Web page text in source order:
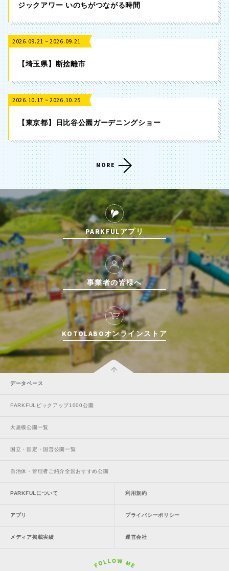
ジックアワー いのちがつながる時間
2026.09.21 ~ 2026.09.21
【埼玉県】断捨離市
2026.10.17 ~ 2026.10.25
【東京都】日比谷公園ガーデニングショー
MORE
PARKFULアプリ
事業者の皆様へ
KOTOLABOオンラインストア
データベース
PARKFULピックアップ1000公園
大規模公園一覧
国立・国定・国営公園一覧
自治体・管理者ご紹介全国おすすめ公園
PARKFULについて
アプリ
メディア掲載実績
利用規約
プライバシーポリシー
運営会社